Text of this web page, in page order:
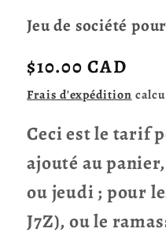
Jeu de société
Prix
habituel
$10.00 CAD
Frais d'expédition
Ceci est le tarif
ajouté au
ou jeudi ; pour
J7Z), ou le